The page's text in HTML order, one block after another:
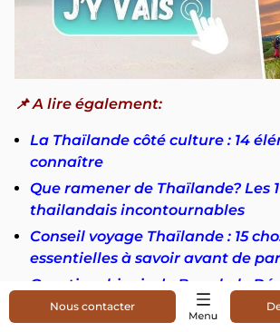
📌 A lire également:
La Thaïlande côté culture : 14
connaître
Que ramener de Thaïlande? Les
thailandais incontournables
Conseil voyage Thaïlande : 15
essentielles à savoir avant de
Quartier chinois de Bangkok:
perspective locale
Nous contacter